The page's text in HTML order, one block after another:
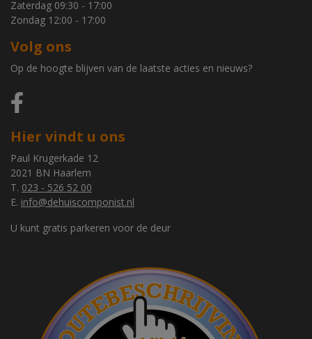
Zaterdag 09:30 - 17:00
Zondag 12:00 - 17:00
Volg ons
Op de hoogte blijven van de laatste acties en nieuws?
Hier vindt u ons
Paul Krugerkade 12
2021 BN Haarlem
T. 023 - 526 52 00
E. info@dehuiscomponist.nl
U kunt gratis parkeren voor de deur